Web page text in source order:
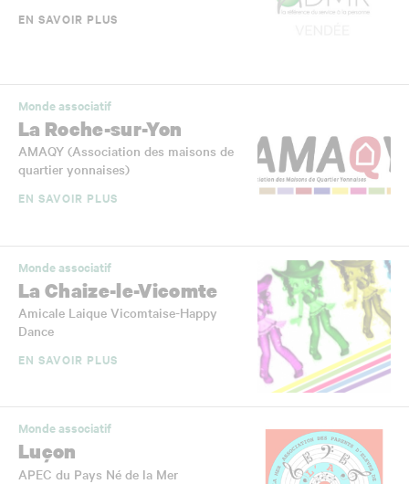
EN SAVOIR PLUS
Monde associatif
La Roche-sur-Yon
AMAQY (Association des maisons de
quartier yonnaises)
EN SAVOIR PLUS
Monde associatif
La Chaize-le-Vicomte
Amicale Laique Vicomtaise-Happy
Dance
EN SAVOIR PLUS
Monde associatif
Luçon
APEC du Pays Né de la Mer